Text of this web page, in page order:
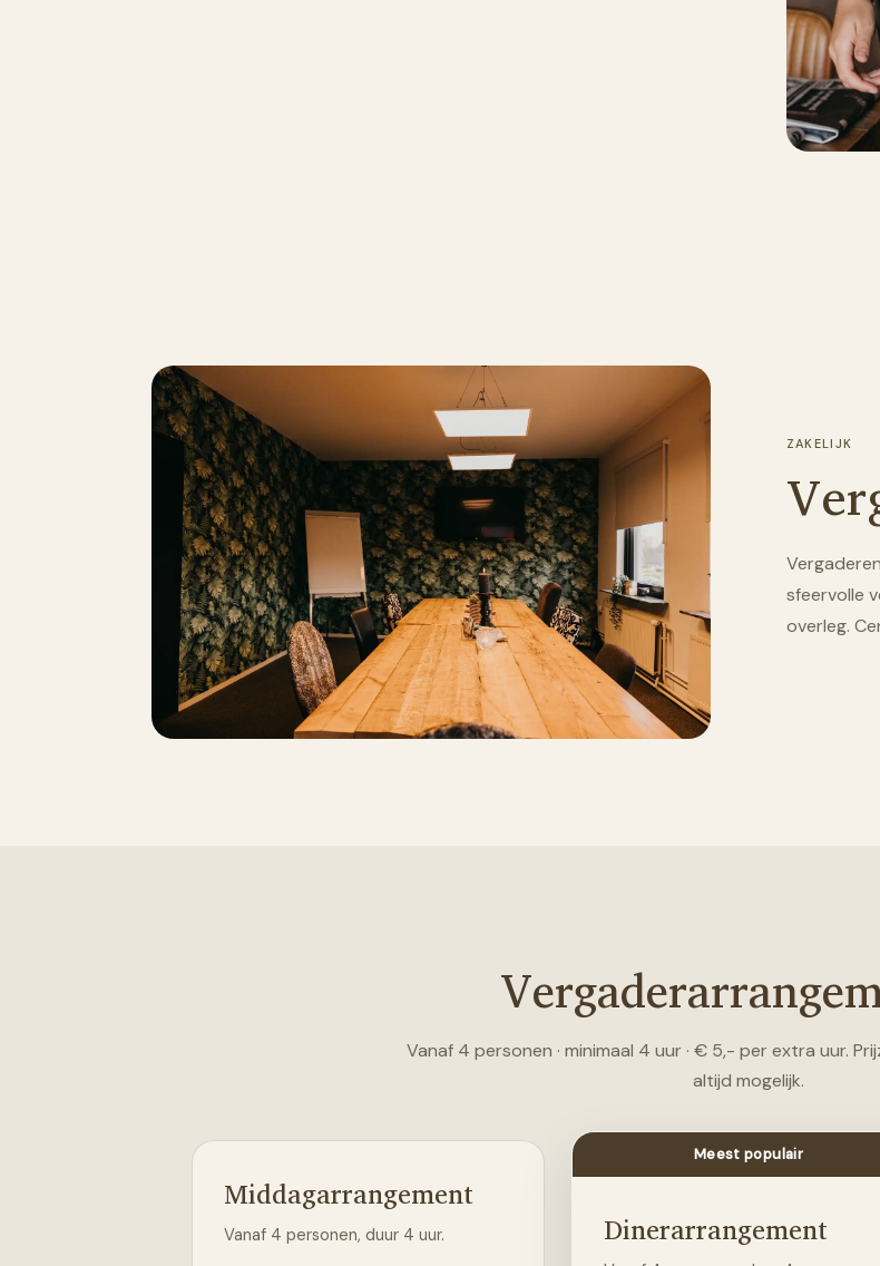
ZAKELIJK
sfeervolle
overleg.
Vanaf 4 personen · minimaal 4 uur · € 5,- per extra uur.
altijd mogelijk.
Middagarrangement
Vanaf 4 personen, duur 4 uur.
Meest populair
Dinerarrangement